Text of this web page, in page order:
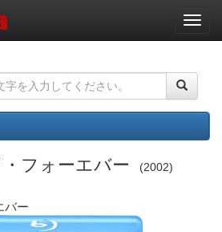
ナ
ビ
ー
ョ
ン
フォーエバー
2002
バー